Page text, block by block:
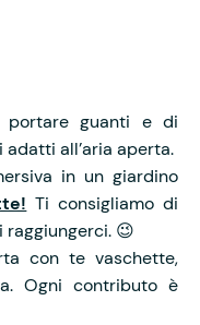
guanti e di
all’aria aperta.
in un giardino
Ti consigliamo di
😉
con te vaschette,
Ogni contributo è